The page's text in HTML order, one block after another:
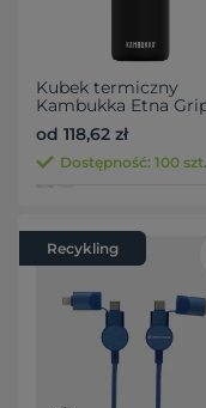
Kubek termiczny
Kambukka Etna
ml
od 118,62 zł
Dostępność: 100 szt.
Recykling